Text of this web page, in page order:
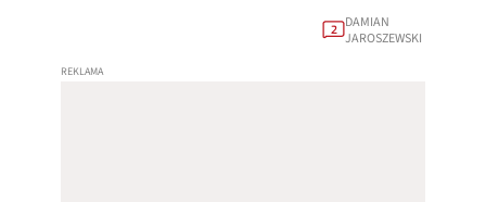
2
DAMIAN
JAROSZEWSKI